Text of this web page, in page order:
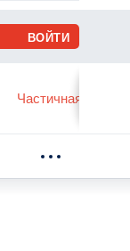
Частичная
ВОЙТИ